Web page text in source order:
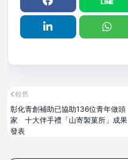
較舊
彰化青創補助已協助136位青年做頭
家 十大伴手禮「山寄製菓所」成果
發表